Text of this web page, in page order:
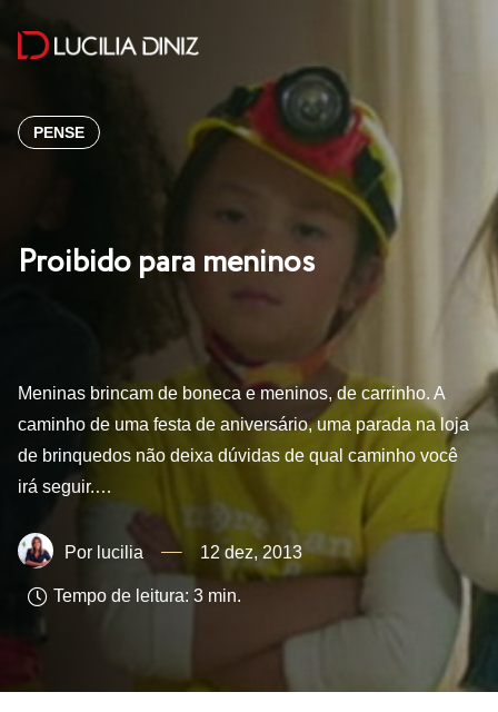
PENSE
Proibido para meninos
Meninas brincam de boneca e meninos, de carrinho. A
caminho de uma festa de aniversário, uma parada na loja
de brinquedos não deixa dúvidas de qual caminho você
irá seguir.…
lucilia 12 dez, 2013
Tempo de leitura: 3 min.